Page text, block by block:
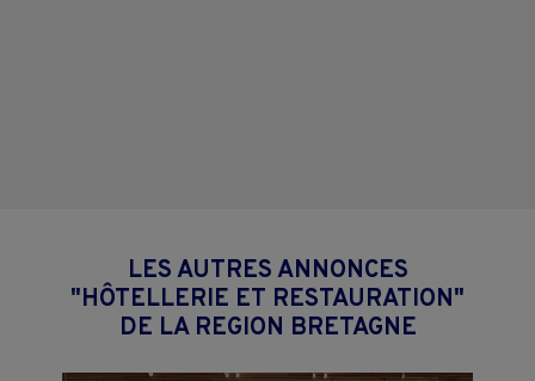
LES AUTRES ANNONCES
"HÔTELLERIE ET RESTAURATION"
DE LA REGION BRETAGNE